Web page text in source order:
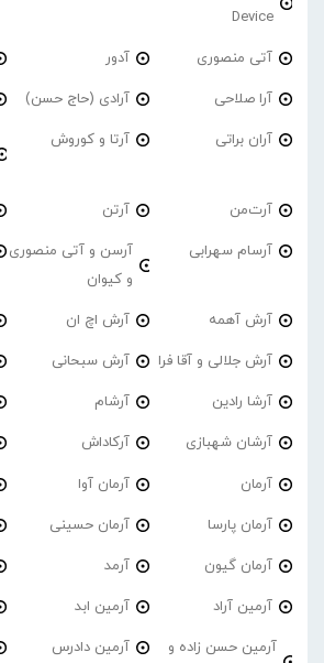
Device
آتی منصوری آدور
آرا صلاحی آرادی (حاج حسن)
آران براتی آرتا و کوروش
آرت‌من آرتن
آرسام سهرابی
آرسن و آتی منصوری
و کیوان
آرش آهمه آرش اچ ان
آرش جلالی و آقا فرا آرش سبحانی
آرشا رادین آرشام
آرشان شهبازی آرکاداش
آرمان آرمان آوا
آرمان پارسا آرمان حسینی
آرمان گیون آرمد
آرمین آراد آرمین ابد
آرمین حسن زاده و
آرمین دادرس